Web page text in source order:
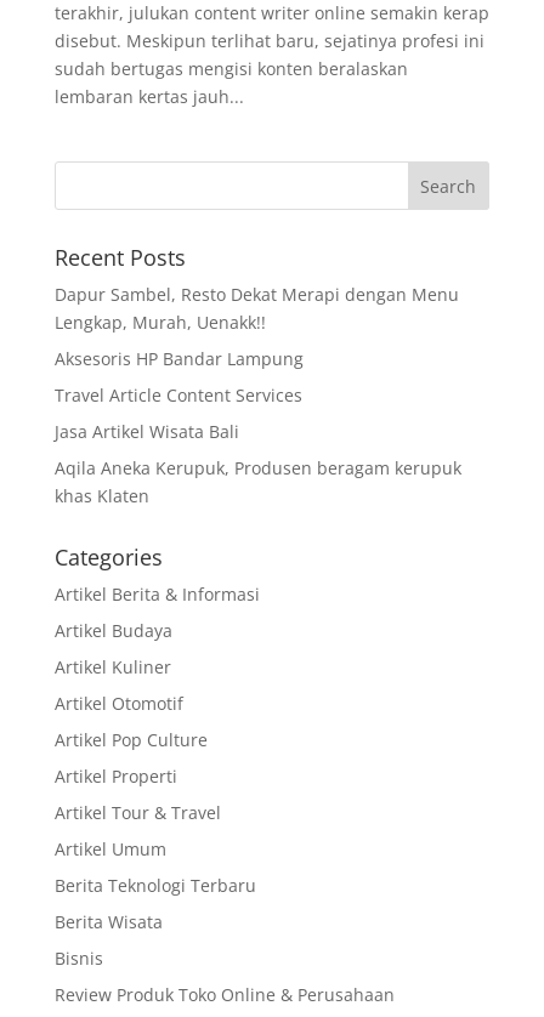
terakhir, julukan content writer online semakin kerap
disebut. Meskipun terlihat baru, sejatinya profesi ini
sudah bertugas mengisi konten beralaskan
lembaran kertas jauh...
Recent Posts
Dapur Sambel, Resto Dekat Merapi dengan Menu
Lengkap, Murah, Uenakk!!
Aksesoris HP Bandar Lampung
Travel Article Content Services
Jasa Artikel Wisata Bali
Aqila Aneka Kerupuk, Produsen beragam kerupuk
khas Klaten
Categories
Artikel Berita & Informasi
Artikel Budaya
Artikel Kuliner
Artikel Otomotif
Artikel Pop Culture
Artikel Properti
Artikel Tour & Travel
Artikel Umum
Berita Teknologi Terbaru
Berita Wisata
Bisnis
Review Produk Toko Online & Perusahaan